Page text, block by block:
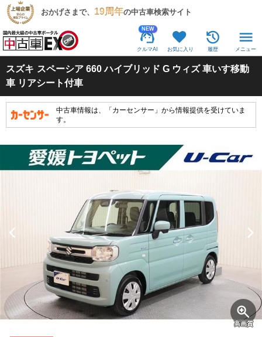
おかげさまで、 19周年の中古車検索サイト
NEW
クルマAI お気に入り 履歴 メニュー
スズキ スペーシア 660 ハイブリッド G ウィズ 車いす移動
車 リアシート付車
中古車情報は、「カーセンサー」から情報提供を受けていま
す。
高画質